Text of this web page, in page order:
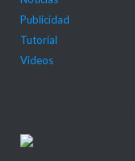
Publicidad
Tutorial
Videos